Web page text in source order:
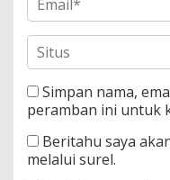
Simpan nama,
peramban ini untuk
Beritahu saya
melalui surel.